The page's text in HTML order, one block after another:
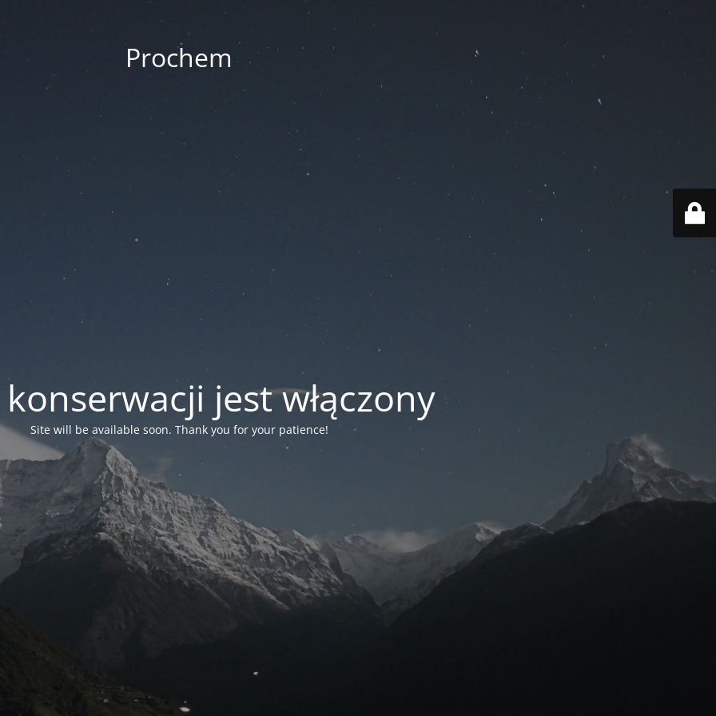
Prochem
jest włączony
Site will be available soon. Thank you for your patience!